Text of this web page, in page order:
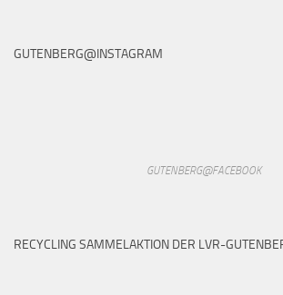
GUTENBERG@INSTAGRAM
GUTENBERG@FACEBOOK
RECYCLING SAMMELAKTION DER LVR-